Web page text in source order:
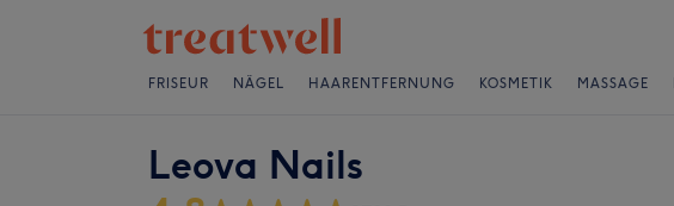
FRISEUR NÄGEL HAARENTFERNUNG KOSMETIK MASSAGE
Leova Nails